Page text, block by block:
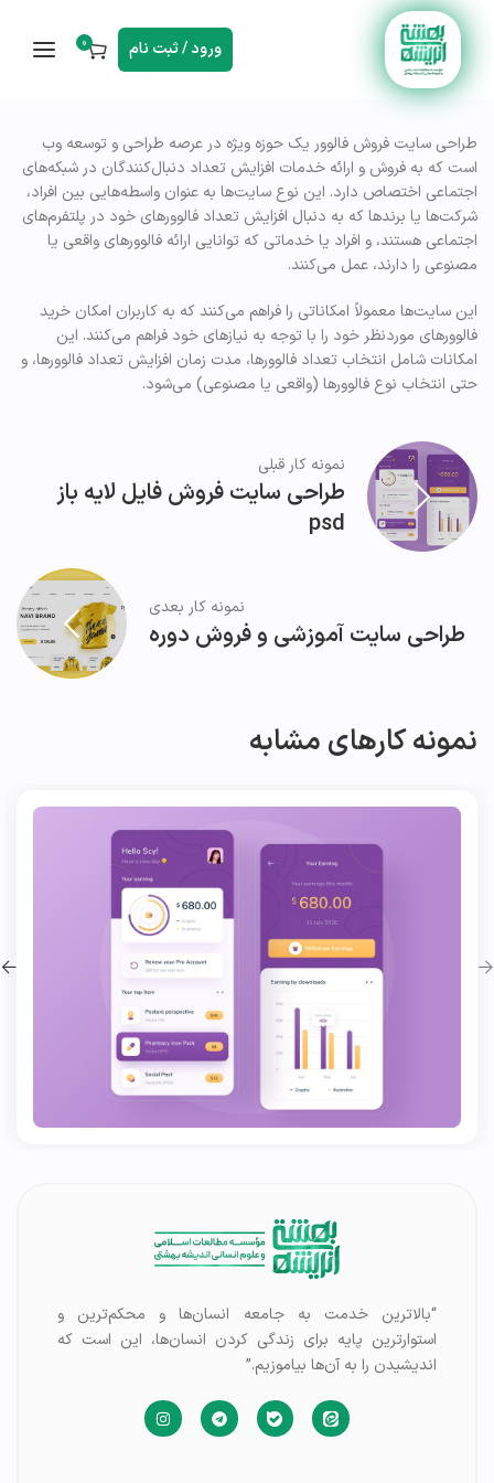
ورود / ثبت نام 0
طراحی سایت فروش فالوور یک حوزه ویژه در عرصه طراحی و توسعه وب
است که به فروش و ارائه خدمات افزایش تعداد دنبال‌کنندگان در شبکه‌های
اجتماعی اختصاص دارد. این نوع سایت‌ها به عنوان واسطه‌هایی بین افراد،
شرکت‌ها یا برندها که به دنبال افزایش تعداد فالوورهای خود در پلتفرم‌های
اجتماعی هستند، و افراد یا خدماتی که توانایی ارائه فالوورهای واقعی یا
مصنوعی را دارند، عمل می‌کنند.
این سایت‌ها معمولاً امکاناتی را فراهم می‌کنند که به کاربران امکان خرید
فالوورهای موردنظر خود را با توجه به نیازهای خود فراهم می‌کنند. این
امکانات شامل انتخاب تعداد فالوورها، مدت زمان افزایش تعداد فالوورها، و
حتی انتخاب نوع فالوورها (واقعی یا مصنوعی) می‌شود.
نمونه کار قبلی
طراحی سایت فروش فایل لایه باز
psd
نمونه کار بعدی
طراحی سایت آموزشی و فروش دوره
نمونه کارهای مشابه
“بالاترین خدمت به جامعه انسان‌ها و محکم‌ترین و
استوارترین پایه برای زندگی کردن انسان‌ها، این است که
اندیشیدن را به آن‌ها بیاموزیم.”